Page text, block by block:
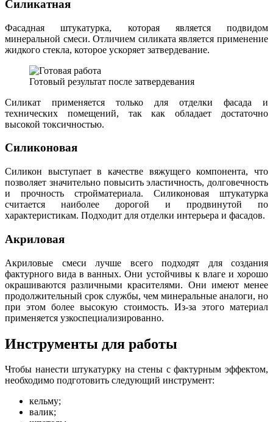
Силикатная
Фасадная штукатурка, которая является подвидом
минеральной смеси. Отличием силиката является применение
жидкого стекла, которое ускоряет затвердевание.
Готовый результат после затвердевания
Силикат применяется только для отделки фасада и
технических помещений, так как обладает достаточно
высокой токсичностью.
Силиконовая
Силикон выступает в качестве вяжущего компонента, что
позволяет значительно повысить эластичность, долговечность
и прочность стройматериала. Силиконовая штукатурка
считается наиболее дорогой и продвинутой по
характеристикам. Подходит для отделки интерьера и фасадов.
Акриловая
Акриловые смеси лучше всего подходят для создания
фактурного вида в ванных. Они устойчивы к влаге и хорошо
окрашиваются различными красителями. Они имеют менее
продолжительный срок службы, чем минеральные аналоги, но
при этом более высокую стоимость. Из-за этого материал
применяется узкоспециализированно.
Инструменты для работы
Чтобы нанести штукатурку на стены с фактурным эффектом,
необходимо подготовить следующий инструмент:
кельму;
валик;